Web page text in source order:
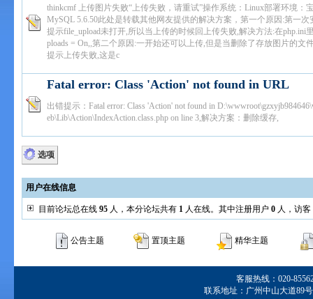
thinkcmf 上传图片失败“上传失败，请重试”操作系统：Linux部署环境：
MySQL 5.6.50此处是转载其他网友提供的解决方案，第一个原因:第一次
提示file_upload未打开,所以当上传的时候回上传失败,解决方法:在php.ini
ploads = On,,第二个原因:一开始还可以上传,但是当删除了存放图片的文
提示上传失败,这是c
Fatal error: Class 'Action' not found in URL
出错提示：Fatal error: Class 'Action' not found in
eb\Lib\Action\IndexAction.class.php on line 3,解决方案：删除缓存,
选项
用户在线信息
目前论坛总在线 95人，本分论坛共有 1人在线。其中注册用户 0人，访客
公告主题 置顶主题 精华主题
客服热线：020-
联系地址：广州中山大道89